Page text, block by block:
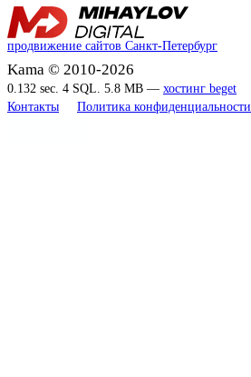
продвижение сайтов Санкт-Петербург
Kama © 2010-2026
0.132 sec. 4 SQL. 5.8 MB — хостинг beget
Контакты
Политика конфиденциальности